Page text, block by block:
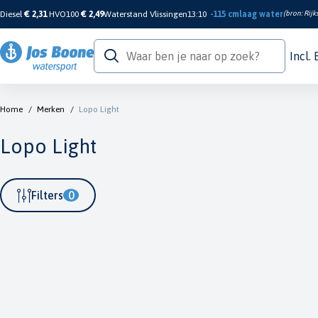
Diesel€ 2,31 HVO100 € 2,49Waterstand Vlissingen13:10 -115 cmlaag water(bron:
Incl.
Home / Merken / Lopo Light
Lopo Light
Filters 0